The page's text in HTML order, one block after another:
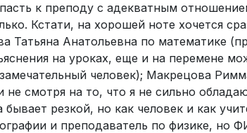
к преподу с адекватным
Кстати, на хорошей ноте хочется
Татьяна Анатольевна по математике
на уроках, еще и на перемене
человек); Макрецова
смотря на то, что я не сильно
резкой, но как человек и как
и преподаватель по физике, но